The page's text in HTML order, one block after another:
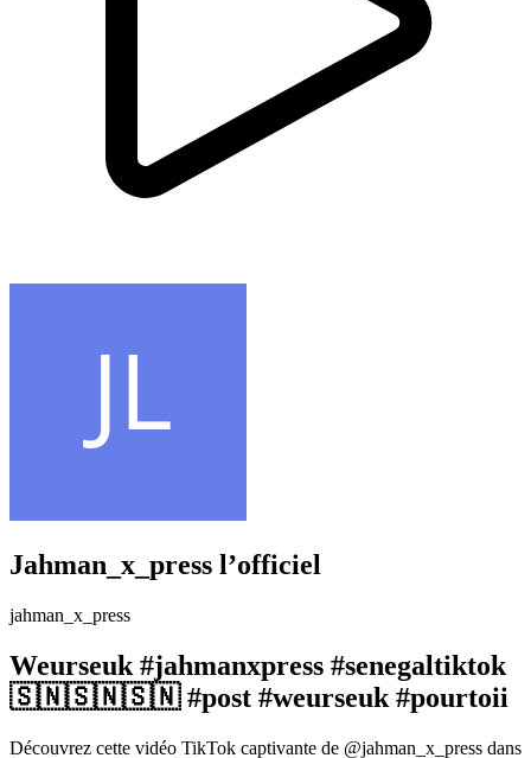
Jahman_x_press l’officiel
jahman_x_press
Weurseuk #jahmanxpress #senegaltiktok
🇸🇳🇸🇳🇸🇳 #post #weurseuk #pourtoii
Découvrez cette vidéo TikTok captivante de @jahman_x_press dans